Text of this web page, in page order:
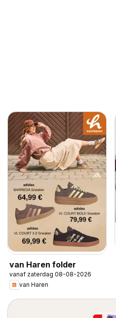
van Haren folder
vanaf zaterdag 08-08-2026
van Haren